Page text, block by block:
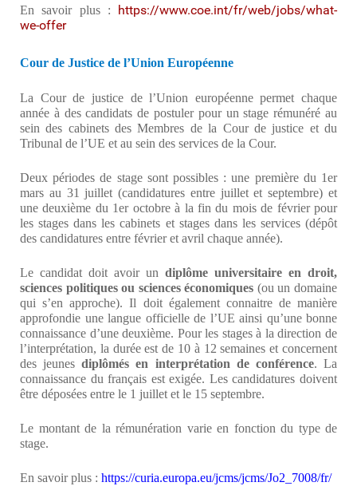
En savoir plus : https://www.coe.int/fr/web/jobs/what-
we-offer
Cour de Justice de l’Union Européenne
La Cour de justice de l’Union européenne permet chaque
année à des candidats de postuler pour un stage rémunéré au
sein des cabinets des Membres de la Cour de justice et du
Tribunal de l’UE et au sein des services de la Cour.
Deux périodes de stage sont possibles : une première du 1er
mars au 31 juillet (candidatures entre juillet et septembre) et
une deuxième du 1er octobre à la fin du mois de février pour
les stages dans les cabinets et stages dans les services (dépôt
des candidatures entre février et avril chaque année).
Le candidat doit avoir un diplôme universitaire en droit,
sciences politiques ou sciences économiques (ou un domaine
qui s’en approche). Il doit également connaitre de manière
approfondie une langue officielle de l’UE ainsi qu’une bonne
connaissance d’une deuxième. Pour les stages à la direction de
l’interprétation, la durée est de 10 à 12 semaines et concernent
des jeunesdiplômés en interprétation de conférence. La
connaissance du français est exigée. Les candidatures doivent
être déposées entre le 1 juillet et le 15 septembre.
Le montant de la rémunération varie en fonction du type de
stage.
En savoir plus : https://curia.europa.eu/jcms/jcms/Jo2_7008/fr/